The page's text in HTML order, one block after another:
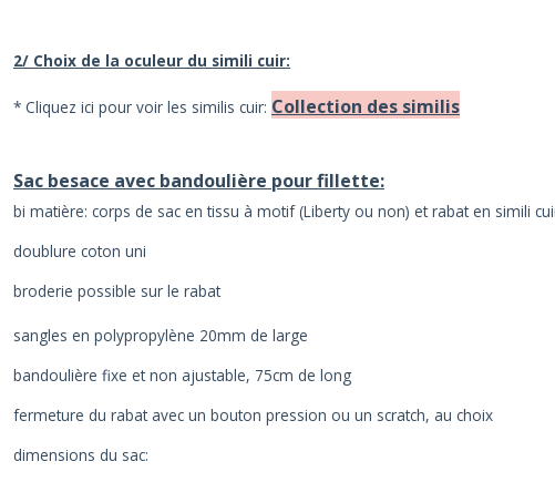
2/ Choix de la oculeur du simili cuir:
* Cliquez ici pour voir les similis cuir: Collection des similis
Sac besace avec bandoulière pour fillette:
bi matière: corps de sac en tissu à motif (Liberty ou non) et rabat en simili
doublure coton uni
broderie possible sur le rabat
sangles en polypropylène 20mm de large
bandoulière fixe et non ajustable, 75cm de long
fermeture du rabat avec un bouton pression ou un scratch, au choix
dimensions du sac: